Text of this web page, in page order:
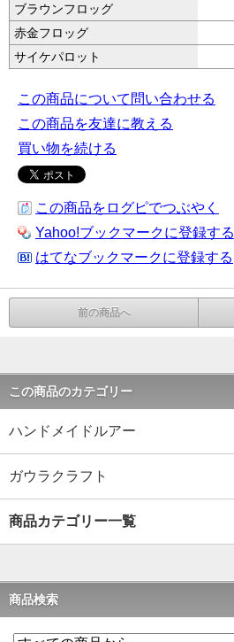
ブラウンフロッグ
赤金フロッグ
サイケパロット
この商品について問い合わせる
この商品を友達に教える
買い物を続ける
この商品をログピでつぶやく
Yahoo!ブックマークに登録する
はてなブックマークに登録する
前の商品へ
この商品のカテゴリー
ハンドメイドルアー
ガウラクラフト
商品カテゴリー一覧
商品検索